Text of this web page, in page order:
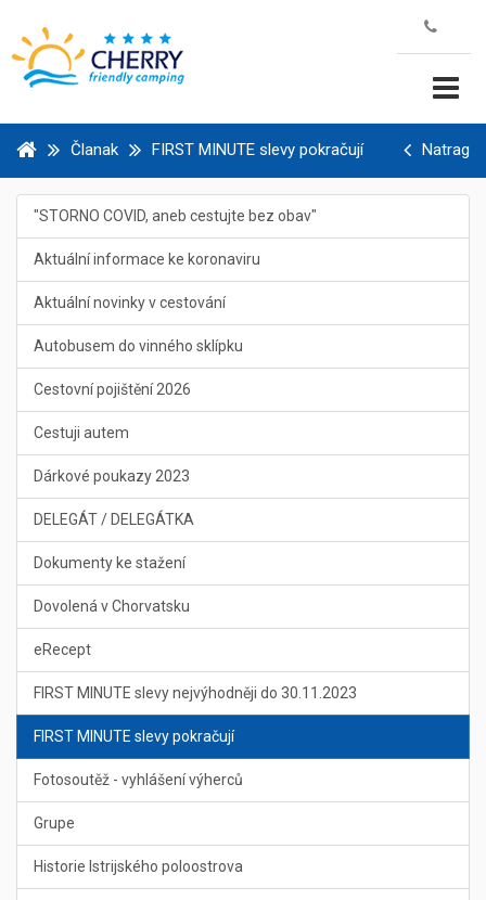
Članak FIRST MINUTE slevy pokračují Natrag
"STORNO COVID, aneb cestujte bez obav"
Aktuální informace ke koronaviru
Aktuální novinky v cestování
Autobusem do vinného sklípku
Cestovní pojištění 2026
Cestuji autem
Dárkové poukazy 2023
DELEGÁT / DELEGÁTKA
Dokumenty ke stažení
Dovolená v Chorvatsku
eRecept
FIRST MINUTE slevy nejvýhodněji do 30.11.2023
FIRST MINUTE slevy pokračují
Fotosoutěž - vyhlášení výherců
Grupe
Historie Istrijského poloostrova